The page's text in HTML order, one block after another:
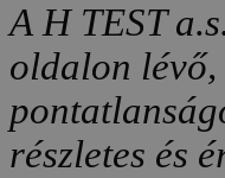
A H TEST
oldalon
részletes és